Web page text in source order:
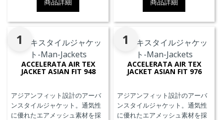
商品詳細 商品詳細
1
ACCELERATA AIR TEX
JACKET ASIAN FIT 948
アジアンフィット設計のアーバ
ンスタイルジャケット。通気性
に優れたエアメッシュ素材を採
1
ACCELERATA AIR TEX
JACKET ASIAN FIT 976
アジアンフィット設計のアーバ
ンスタイルジャケット。通気性
に優れたエアメッシュ素材を採